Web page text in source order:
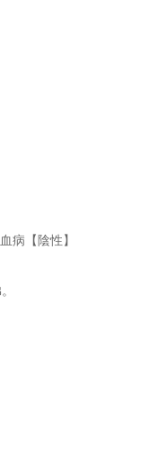
病【陰性】